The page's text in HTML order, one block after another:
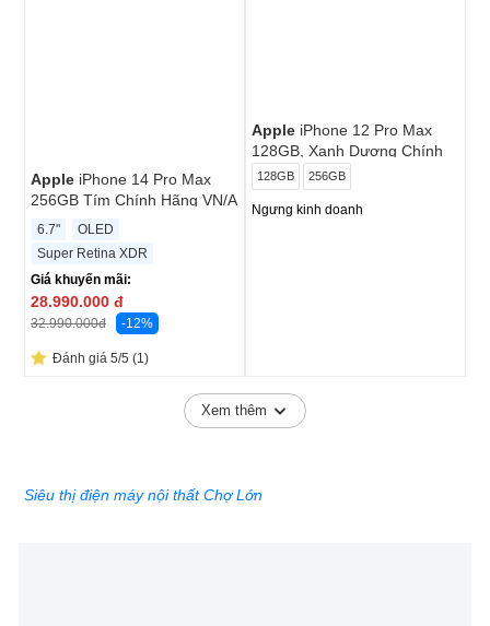
Apple iPhone 14 Pro Max
256GB Tím Chính Hãng VN/A
6.7"
OLED
Super Retina XDR
Giá khuyến mãi:
28.990.000 đ
32.990.000đ -12%
Đánh giá 5/5 (1)
Apple iPhone 12 Pro Max
128GB, Xanh Dương Chính
hãng (VN/A)
128GB 256GB
Ngưng kinh doanh
Xem thêm
Siêu thị điện máy nội thất Chợ Lớn